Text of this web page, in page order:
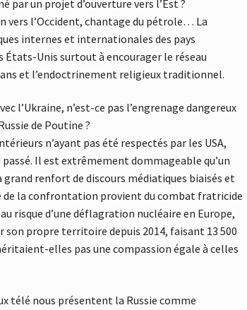
par un projet d’ouverture vers l’Est ?
vers l’Occident, chantage du pétrole… La
internes et internationales des pays
Unis surtout à encourager le réseau
et l’endoctrinement religieux traditionnel.
l’Ukraine, n’est-ce pas l’engrenage dangereux
de Poutine ?
n’ayant pas été respectés par les USA,
Il est extrêmement dommageable qu’un
grand renfort de discours médiatiques biaisés et
de la confrontation provient du combat fratricide
risque d’une déflagration nucléaire en Europe,
son propre territoire depuis 2014, faisant 13 500
elles pas une compassion égale à celles
télé nous présentent la Russie comme